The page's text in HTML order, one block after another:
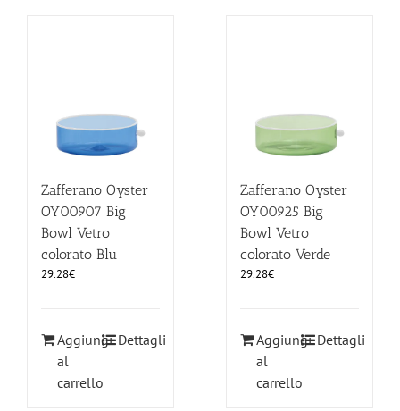
Zafferano Oyster
OY00907 Big
Bowl Vetro
colorato Blu
29.28€
Aggiungi
al
carrello
Dettagli
Zafferano Oyster
OY00925 Big
Bowl Vetro
colorato Verde
29.28€
Aggiungi
al
carrello
Dettagli